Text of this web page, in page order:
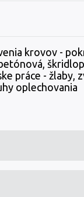
krovov -
práce - žlaby,
oplechovania